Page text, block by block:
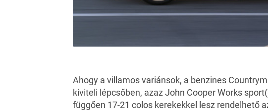
Ahogy a villamos variánsok, a benzines
kiviteli lépcsőben, azaz John Cooper Works
függően 17-21 colos kerekekkel lesz rendelhető